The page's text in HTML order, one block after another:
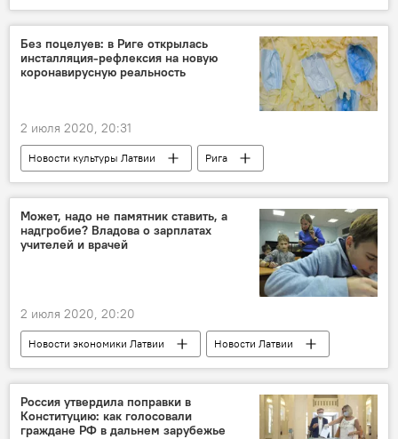
Без поцелуев: в Риге открылась
инсталляция-рефлексия на новую
коронавирусную реальность
2 июля 2020, 20:31
Новости культуры Латвии
Рига
художник
Беларусь коронавирус
Может, надо не памятник ставить, а
надгробие? Владова о зарплатах
учителей и врачей
2 июля 2020, 20:20
Новости экономики Латвии
Новости Латвии
Латвия
медики
учителя
Россия утвердила поправки в
Конституцию: как голосовали
граждане РФ в дальнем зарубежье